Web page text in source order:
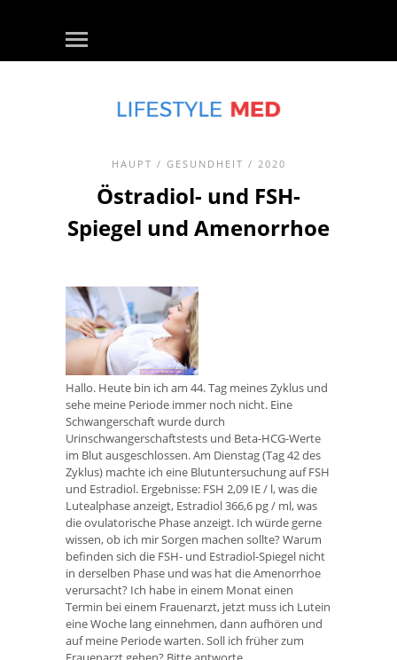
HAUPT / GESUNDHEIT / 2020
Östradiol- und FSH-
Spiegel und Amenorrhoe
Hallo. Heute bin ich am 44. Tag meines Zyklus und
sehe meine Periode immer noch nicht. Eine
Schwangerschaft wurde durch
Urinschwangerschaftstests und Beta-HCG-Werte
im Blut ausgeschlossen. Am Dienstag (Tag 42 des
Zyklus) machte ich eine Blutuntersuchung auf FSH
und Estradiol. Ergebnisse: FSH 2,09 IE / l, was die
Lutealphase anzeigt, Estradiol 366,6 pg / ml, was
die ovulatorische Phase anzeigt. Ich würde gerne
wissen, ob ich mir Sorgen machen sollte? Warum
befinden sich die FSH- und Estradiol-Spiegel nicht
in derselben Phase und was hat die Amenorrhoe
verursacht? Ich habe in einem Monat einen
Termin bei einem Frauenarzt, jetzt muss ich Lutein
eine Woche lang einnehmen, dann aufhören und
auf meine Periode warten. Soll ich früher zum